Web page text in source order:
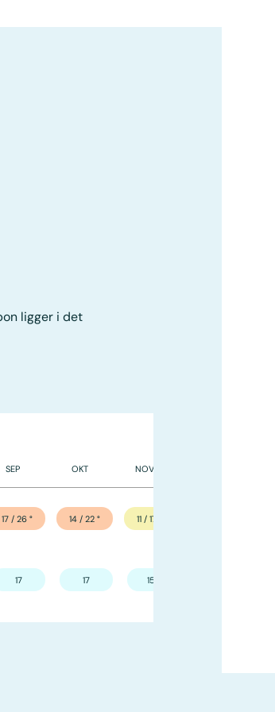
ligger i det
SEP OKT NOV
17 / 26 ° 14 / 22 ° 11 / 17
17 17 15